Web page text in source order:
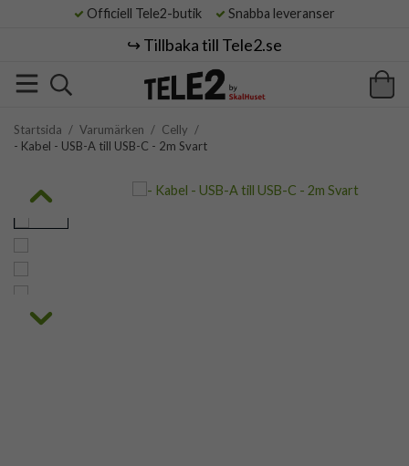
Officiell Tele2-butik Snabba leveranser
↪️ Tillbaka till Tele2.se
Startsida / Varumärken / Celly /
- Kabel - USB-A till USB-C - 2m Svart